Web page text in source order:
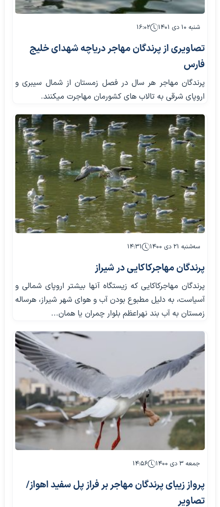
شنبه ۱۰ دی ۱۴۰۱ ۱۶:۰۲
تصاویری از پرندگان مهاجر دریاچه شهدای خلیج
فارس
پرندگان مهاجر هر سال در فصل زمستان از شمال سیبری و
اروپای شرقی به تالاب های کشورمان مهاجرت میکنند.
سه‌شنبه ۲۱ دی ۱۴۰۰ ۱۴:۳۱
پرندگان مهاجرکاکایی در شیراز
پرندگان مهاجرکاکایی که زیستگاه آنها بیشتر اروپای شمالی و
آسیاست، به دلیل مطبوع بودن آب و هوای شهر شیراز، هرساله
زمستان به آب بند نهراعظم بلوار چمران یا همان...
جمعه ۳ دی ۱۴۰۰ ۱۴:۵۶
پرواز زیبای پرندگان مهاجر بر فراز پل سفید اهواز/
تصاویر